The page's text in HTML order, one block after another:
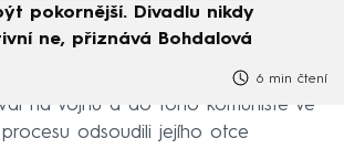
pokornější. Divadlu nikdy
ne, přiznává Bohdalová
6 min čtení
na vojnu a do toho komunisté ve
odsoudili jejího otce